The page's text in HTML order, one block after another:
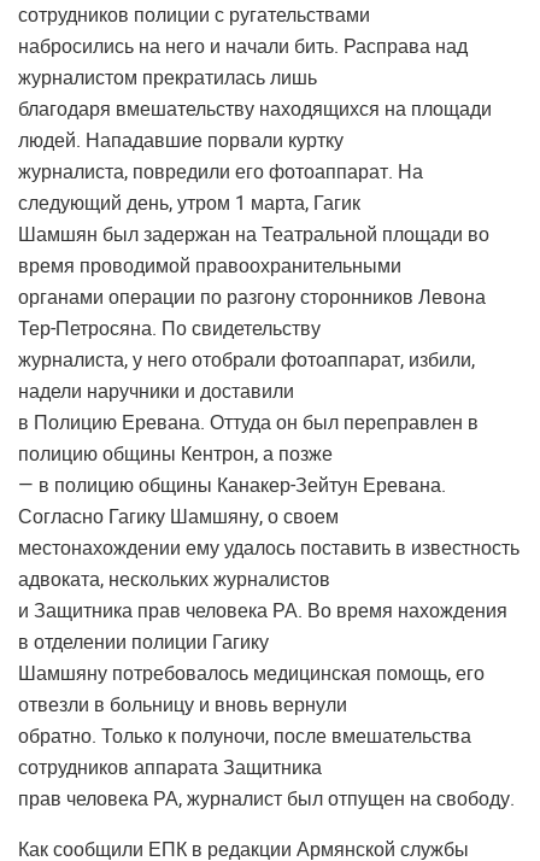
сотрудников полиции с ругательствами
набросились на него и начали бить. Расправа над
журналистом прекратилась лишь
благодаря вмешательству находящихся на площади
людей. Нападавшие порвали куртку
журналиста, повредили его фотоаппарат. На
следующий день, утром 1 марта, Гагик
Шамшян был задержан на Театральной площади во
время проводимой правоохранительными
органами операции по разгону сторонников Левона
Тер-Петросяна. По свидетельству
журналиста, у него отобрали фотоаппарат, избили,
надели наручники и доставили
в Полицию Еревана. Оттуда он был переправлен в
полицию общины Кентрон, а позже
— в полицию общины Канакер-Зейтун Еревана.
Согласно Гагику Шамшяну, о своем
местонахождении ему удалось поставить в известность
адвоката, нескольких журналистов
и Защитника прав человека РА. Во время нахождения
в отделении полиции Гагику
Шамшяну потребовалось медицинская помощь, его
отвезли в больницу и вновь вернули
обратно. Только к полуночи, после вмешательства
сотрудников аппарата Защитника
прав человека РА, журналист был отпущен на свободу.
Как сообщили ЕПК в редакции Армянской службы